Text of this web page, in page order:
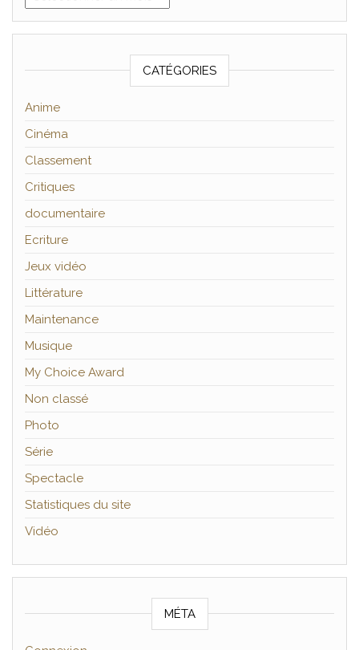
CATÉGORIES
Anime
Cinéma
Classement
Critiques
documentaire
Ecriture
Jeux vidéo
Littérature
Maintenance
Musique
My Choice Award
Non classé
Photo
Série
Spectacle
Statistiques du site
Vidéo
MÉTA